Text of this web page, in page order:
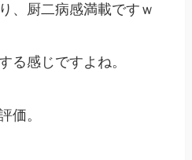
、厨二病感満載ですｗ
る感じですよね。
価。